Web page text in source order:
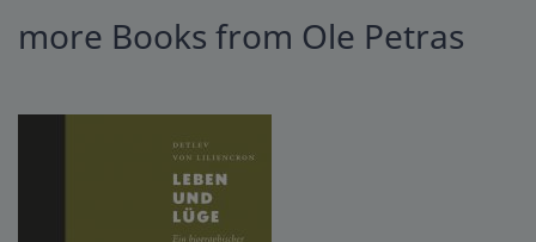
more Books from Ole Petras